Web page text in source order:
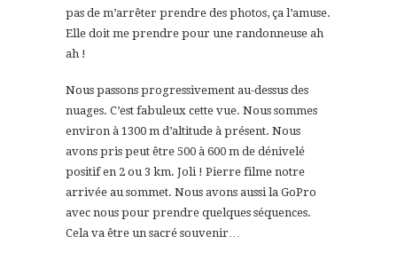
pas de m’arrêter prendre des photos, ça l’amuse.
Elle doit me prendre pour une randonneuse ah
ah !
Nous passons progressivement au-dessus des
nuages. C’est fabuleux cette vue. Nous sommes
environ à 1300 m d’altitude à présent. Nous
avons pris peut être 500 à 600 m de dénivelé
positif en 2 ou 3 km. Joli ! Pierre filme notre
arrivée au sommet. Nous avons aussi la GoPro
avec nous pour prendre quelques séquences.
Cela va être un sacré souvenir…